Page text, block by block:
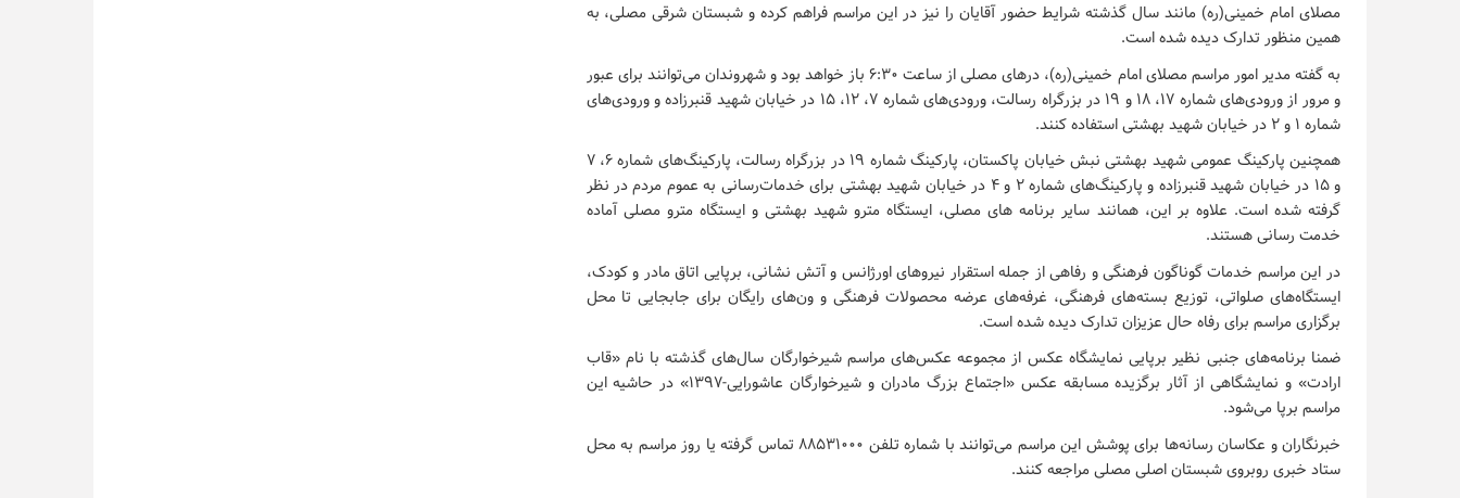
مصلای امام خمینی(ره) مانند سال گذشته شرایط حضور آقایان را نیز در این مراسم فراهم کرده و شبستان شرقی مصلی، به
همین منظور تدارک دیده شده است.
به گفته مدیر امور مراسم مصلای امام خمینی(ره)
، درهای مصلی از ساعت ۶:۳۰ باز خواهد بود و شهروندان می‌توانند برای عبور
و مرور از ورودی‌های‌ شماره ۱۷، ۱۸ و ۱۹ در بزرگراه رسالت، ورودی‌های شماره ۷، ۱۲، ۱۵ در خیابان شهید قنبرزاده و ورودی‌های
شماره ۱ و ۲ در خیابان شهید بهشتی استفاده کنند.
همچنین پارکینگ عمومی شهید بهشتی نبش خیابان پاکستان، پارکینگ‌ شماره ۱۹ در بزرگراه رسالت، پارکینگ‌های شماره ۶، ۷
و ۱۵ در خیابان شهید قنبرزاده و پارکینگ‌های شماره ۲ و ۴ در خیابان شهید بهشتی برای خدمات‌رسانی به عموم مردم در نظر
گرفته شده است. علاوه بر این، همانند سایر برنامه های مصلی، ایستگاه مترو شهید بهشتی و ایستگاه مترو مصلی آماده
خدمت رسانی هستند.
در این مراسم خدمات گوناگون فرهنگی و رفاهی از جمله استقرار نیروهای اورژانس و آتش نشانی، برپایی اتاق مادر و کودک،
ایستگاه‌های صلواتی، توزیع بسته‌های فرهنگی، غرفه‌های عرضه محصولات فرهنگی و ون‌های رایگان برای جابجایی تا محل
برگزاری مراسم برای رفاه حال عزیزان تدارک دیده شده است.
ضمنا برنامه‌های جنبی نظیر برپایی نمایشگاه عکس از مجموعه عکس‌های مراسم شیرخوارگان سال‌های گذشته با نام «قاب
ارادت» و نمایشگاهی از آثار برگزیده مسابقه عکس «اجتماع بزرگ مادران و شیرخوارگان عاشورایی-۱۳۹۷» در حاشیه این
مراسم برپا می‌شود.
خبرنگاران و عکاسان رسانه‌ها برای پوشش این مراسم می‌توانند با شماره تلفن ۸۸۵۳۱۰۰۰ تماس گرفته یا روز مراسم به محل
ستاد خبری روبروی شبستان اصلی مصلی مراجعه کنند.